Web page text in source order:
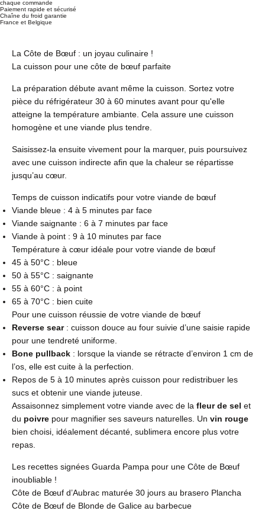
chaque commande
Paiement rapide et sécurisé
Chaîne du froid garantie
France et Belgique
La Côte de Bœuf : un joyau culinaire !
La cuisson pour une côte de bœuf parfaite
La préparation débute avant même la cuisson. Sortez votre
pièce du réfrigérateur 30 à 60 minutes avant pour qu'elle
atteigne la température ambiante. Cela assure une cuisson
homogène et une viande plus tendre.
Saisissez-la ensuite vivement pour la marquer, puis poursuivez
avec une cuisson indirecte afin que la chaleur se répartisse
jusqu’au cœur.
Temps de cuisson indicatifs pour votre viande de bœuf
Viande bleue : 4 à 5 minutes par face
Viande saignante : 6 à 7 minutes par face
Viande à point : 9 à 10 minutes par face
Température à cœur idéale pour votre viande de bœuf
45 à 50°C : bleue
50 à 55°C : saignante
55 à 60°C : à point
65 à 70°C : bien cuite
Pour une cuisson réussie de votre viande de bœuf
Reverse sear: cuisson douce au four suivie d’une saisie rapide
pour une tendreté uniforme.
Bone pullback : lorsque la viande se rétracte d’environ 1 cm de
l’os, elle est cuite à la perfection.
Repos de 5 à 10 minutes après cuisson pour redistribuer les
sucs et obtenir une viande juteuse.
Assaisonnez simplement votre viande avec de la fleur de sel et
du poivre pour magnifier ses saveurs naturelles. Un vin rouge
bien choisi, idéalement décanté, sublimera encore plus votre
repas.
Les recettes signées Guarda Pampa pour une Côte de Bœuf
inoubliable !
Côte de Bœuf d’Aubrac maturée 30 jours au brasero Plancha
Côte de Bœuf de Blonde de Galice au barbecue